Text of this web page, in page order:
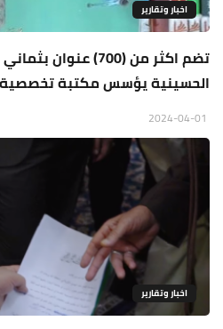
اخبار وتقارير
تضم اكثر من (700)
الحسينية يؤسس مكتبة تخصصية
اخبار وتقارير